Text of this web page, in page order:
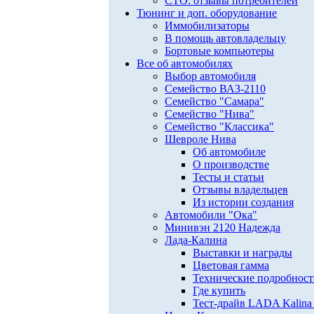
Тюнинг и доп. оборудование
Иммобилизаторы
В помощь автовладельцу
Бортовые компьютеры
Все об автомобилях
Выбор автомобиля
Семейство ВАЗ-2110
Семейство "Самара"
Семейство "Нива"
Семейство "Классика"
Шевроле Нива
Об автомобиле
О производстве
Тесты и статьи
Отзывы владельцев
Из истории создания
Автомобили "Ока"
Минивэн 2120 Надежда
Лада-Калина
Выставки и награды
Цветовая гамма
Технические
Где купить
Тест-драйв LADA Kalina